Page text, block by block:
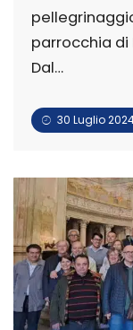
parrocchia di
Dal…
30 Luglio